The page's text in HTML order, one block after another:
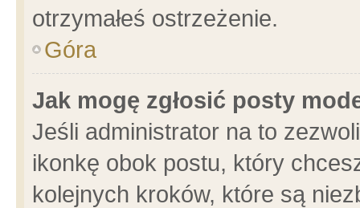
otrzymałeś ostrzeżenie.
Góra
Jak mogę zgłosić posty
Jeśli administrator na to
ikonkę obok postu, który
kolejnych kroków, które są